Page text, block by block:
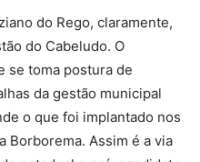
do Rego, claramente,
do Cabeludo. O
se toma postura de
da gestão municipal
o que foi implantado nos
Borborema. Assim é a via